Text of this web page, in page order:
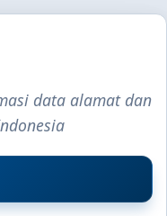
data alamat dan